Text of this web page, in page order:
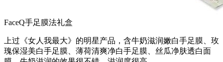
FaceQ手足膜法礼盒
上过《女人我最大》的明星产品，含牛奶滋润嫩白手足膜、玫
瑰保湿美白手足膜、薄荷清爽净白手足膜、丝瓜净肤透白面